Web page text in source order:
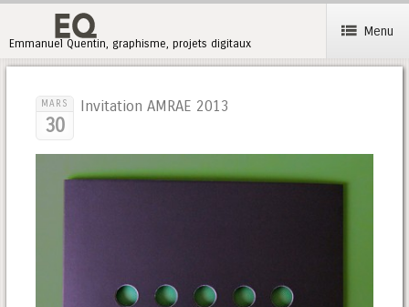
Emmanuel Quentin, graphisme, projets digitaux
Menu
MARS
30
Invitation AMRAE 2013